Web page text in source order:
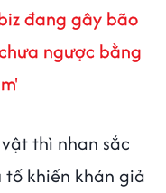
đang gây bão
ngược bằng
thì nhan sắc
tố khiến khán giả